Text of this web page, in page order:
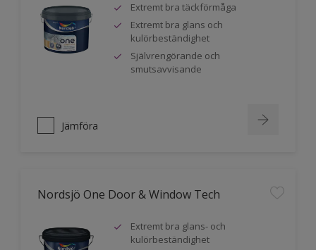
Extremt bra täckförmåga
Extremt bra glans och
kulörbeständighet
Självrengörande och
smutsavvisande
Jämföra
Nordsjö One Door & Window Tech
Extremt bra glans- och
kulörbeständighet